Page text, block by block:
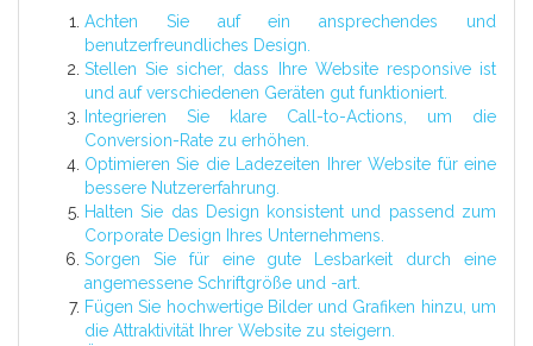
Achten Sie auf ein ansprechendes und
benutzerfreundliches Design.
Stellen Sie sicher, dass Ihre Website responsive ist
und auf verschiedenen Geräten gut funktioniert.
Integrieren Sie klare Call-to-Actions, um die
Conversion-Rate zu erhöhen.
Optimieren Sie die Ladezeiten Ihrer Website für eine
bessere Nutzererfahrung.
Halten Sie das Design konsistent und passend zum
Corporate Design Ihres Unternehmens.
Sorgen Sie für eine gute Lesbarkeit durch eine
angemessene Schriftgröße und -art.
Fügen Sie hochwertige Bilder und Grafiken hinzu, um
die Attraktivität Ihrer Website zu steigern.